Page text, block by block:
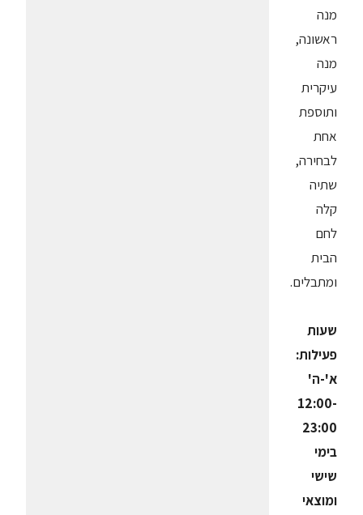
מנה
ראשונה,
מנה
עיקרית
ותוספת
אחת
לבחירה,
שתיה
קלה
לחם
הבית
ומתבלים.
שעות
פעילות:
א'-ה'
12:00-
23:00
בימי
שישי
ומוצאי